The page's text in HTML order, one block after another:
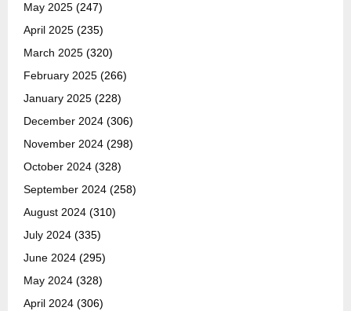
May 2025 (247)
April 2025 (235)
March 2025 (320)
February 2025 (266)
January 2025 (228)
December 2024 (306)
November 2024 (298)
October 2024 (328)
September 2024 (258)
August 2024 (310)
July 2024 (335)
June 2024 (295)
May 2024 (328)
April 2024 (306)